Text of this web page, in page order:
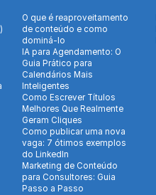
O que é reaproveitamento
de conteúdo e como
dominá-lo
IA para Agendamento: O
Guia Prático para
Calendários Mais
Inteligentes
Como Escrever Títulos
Melhores Que Realmente
Geram Cliques
Como publicar uma nova
vaga: 7 ótimos exemplos
do LinkedIn
Marketing de Conteúdo
para Consultores: Guia
Passo a Passo